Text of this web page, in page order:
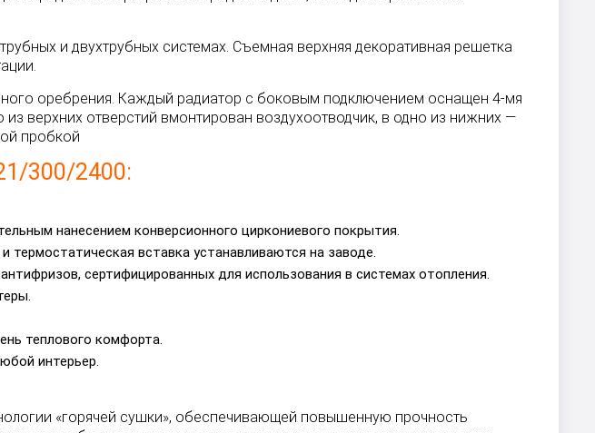
и двухтрубных системах. Съемная верхняя декоративная решетка
оребрения. Каждый радиатор с боковым подключением оснащен 4-мя
верхних отверстий вмонтирован воздухоотводчик, в одно из нижних —
пробкой
300/2400:
нанесением конверсионного циркониевого покрытия.
вставка устанавливаются на заводе.
сертифицированных для использования в системах отопления.
теплового комфорта.
интерьер.
«горячей сушки», обеспечивающей повышенную прочность